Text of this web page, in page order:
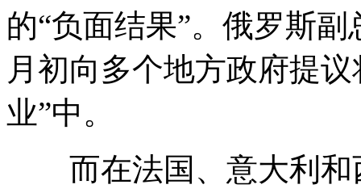
的“负面结果”。俄罗斯副
月初向多个地方政府提
业”中。
而在法国、意大利和